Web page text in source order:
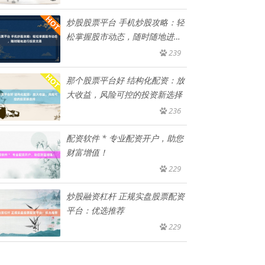
炒股股票平台 手机炒股攻略：轻
松掌握股市动态，随时随地进行
239
那个股票平台好 结构化配资：放
大收益，风险可控的投资新选择
236
配资软件 * 专业配资开户，助您
财富增值！
229
炒股融资杠杆 正规实盘股票配资
平台：优选推荐
229